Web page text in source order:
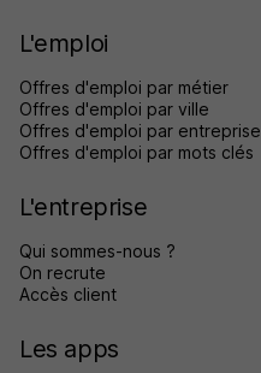
L'emploi
Offres d'emploi par métier
Offres d'emploi par ville
Offres d'emploi par entreprise
Offres d'emploi par mots clés
L'entreprise
Qui sommes-nous ?
On recrute
Accès client
Les apps